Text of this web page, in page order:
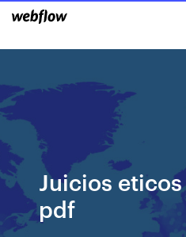
Juicios
pdf